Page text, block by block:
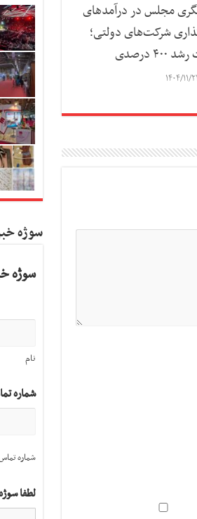
مجلس در درآمدهای
شرکت‌های دولتی؛
درصدی
۱۱/۲۳
سوژه
سوژه
نام
شماره
شماره
لطفا